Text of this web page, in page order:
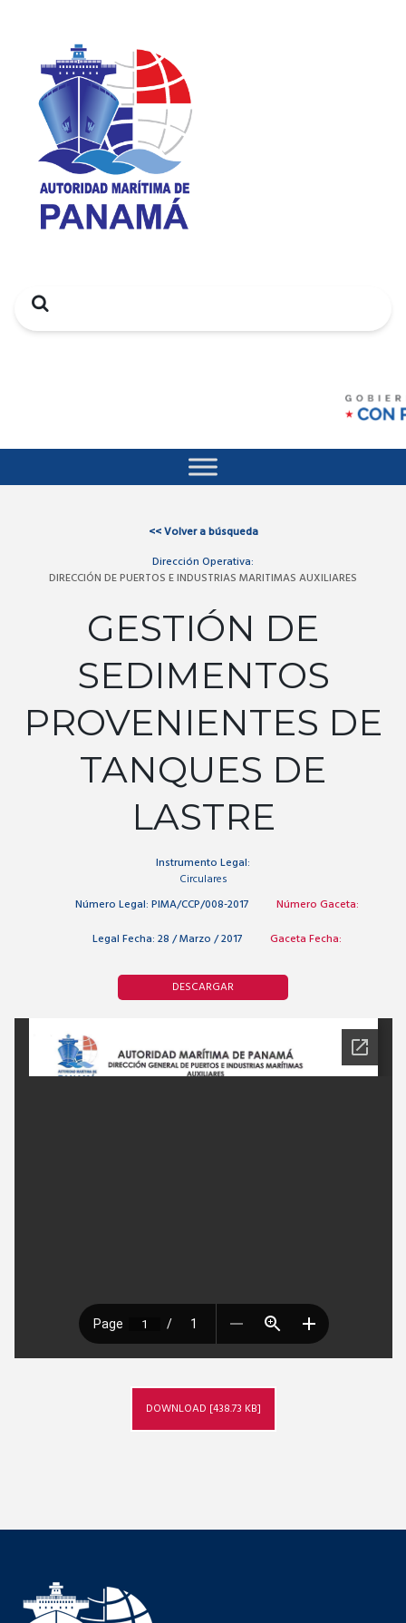
Search
<<Volver a búsqueda
Dirección Operativa:
DIRECCIÓN DE PUERTOS E INDUSTRIAS MARITIMAS AUXILIARES
GESTIÓN DE
SEDIMENTOS
PROVENIENTES DE
TANQUES DE
LASTRE
Instrumento Legal:
Circulares
Número Legal: PIMA/CCP/008-2017
Número Gaceta:
Legal Fecha: 28 / Marzo / 2017 Gaceta Fecha:
DESCARGAR
DOWNLOAD [438.73 KB]